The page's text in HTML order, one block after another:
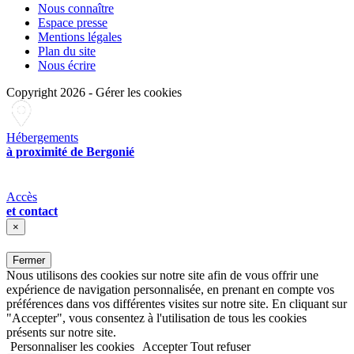
Nous connaître
Espace presse
Mentions légales
Plan du site
Nous écrire
Copyright 2026 - Gérer les cookies
Hébergements
à proximité de Bergonié
Accès
et contact
×
Fermer
Nous utilisons des cookies sur notre site afin de vous offrir une
expérience de navigation personnalisée, en prenant en compte vos
préférences dans vos différentes visites sur notre site. En cliquant sur
"Accepter", vous consentez à l'utilisation de tous les cookies
présents sur notre site.
Personnaliser les cookies
Accepter Tout refuser